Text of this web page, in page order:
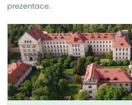
prezentace.